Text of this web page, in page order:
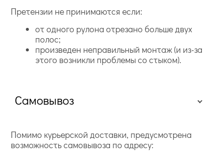
Претензии не принимаются если:
от одного рулона отрезано больше двух
полос;
произведен неправильный монтаж (и из-за
этого возникли проблемы со стыком).
Самовывоз
Помимо курьерской доставки, предусмотрена
возможность самовывоза по адресу: